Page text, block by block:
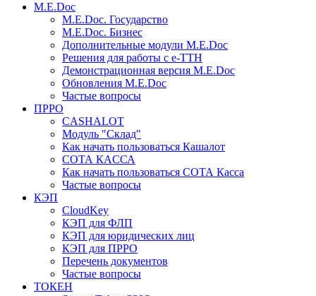
M.E.Doc
M.E.Doc. Государство
M.E.Doc. Бизнес
Дополнительные модули M.E.Doc
Решения для работы с е-ТТН
Демонстрационная версия M.E.Doc
Обновления M.E.Doc
Частые вопросы
ПРРО
CASHALOT
Модуль "Склад"
Как начать пользоваться Кашалот
СОТА КАCСА
Как начать пользоваться СОТА Касса
Частые вопросы
КЭП
CloudKey
КЭП для ФЛП
КЭП для юридических лиц
КЭП для ПРРО
Перечень документов
Частые вопросы
ТОКЕН